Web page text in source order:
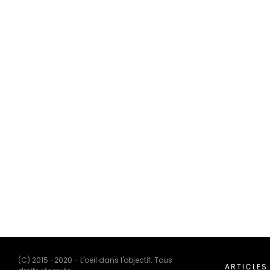
(C) 2015 -2020 - L'oeil dans l'objectif. Tous
ARTICLES